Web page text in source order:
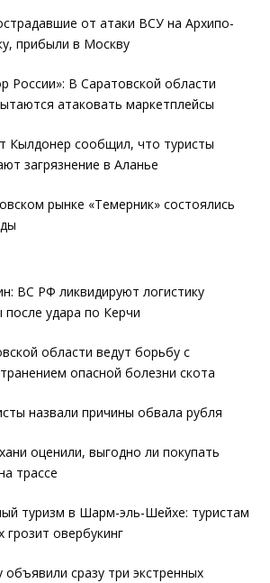
от атаки ВСУ на Архипо-
прибыли в Москву
России»: В Саратовской области
атаковать маркетплейсы
Кылдонер сообщил, что туристы
загрязнение в Аланье
рынке «Темерник» состоялись
ВС РФ ликвидируют логистику
после удара по Керчи
области ведут борьбу с
опасной болезни скота
назвали причины обвала рубля
оценили, выгодно ли покупать
трассе
туризм в Шарм-эль-Шейхе: туристам
грозит овербукинг
сразу три экстренных